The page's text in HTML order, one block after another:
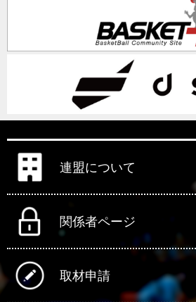
連盟について
関係者ページ
取材申請